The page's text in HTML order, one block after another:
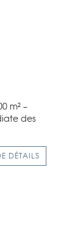
m² –
des
DÉTAILS